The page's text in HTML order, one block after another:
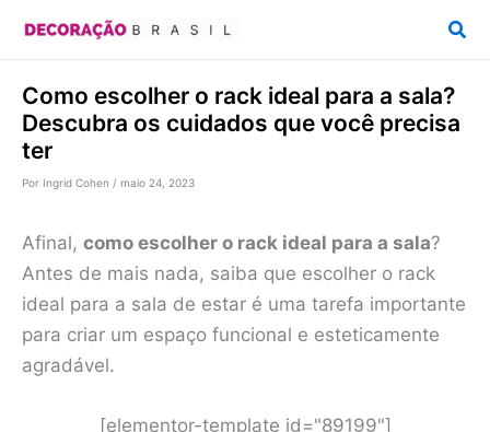
conteúdo
Como escolher o rack ideal para a sala?
Descubra os cuidados que você precisa
ter
Por Ingrid Cohen / maio 24, 2023
Afinal, como escolher o rack ideal para a sala?
Antes de mais nada, saiba que escolher o rack
ideal para a sala de estar é uma tarefa importante
para criar um espaço funcional e esteticamente
agradável.
[elementor-template id="89199"]